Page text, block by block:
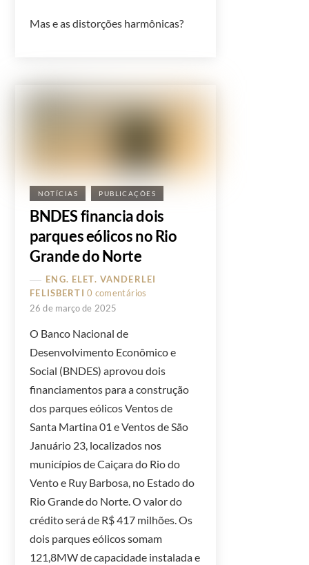
Mas e as distorções harmônicas?
NOTÍCIAS PUBLICAÇÕES
BNDES financia dois
parques eólicos no Rio
Grande do Norte
ENG. ELET. VANDERLEI
FELISBERTI 0 comentários
26 de março de 2025
O Banco Nacional de
Desenvolvimento Econômico e
Social (BNDES) aprovou dois
financiamentos para a construção
dos parques eólicos Ventos de
Santa Martina 01 e Ventos de São
Januário 23, localizados nos
municípios de Caiçara do Rio do
Vento e Ruy Barbosa, no Estado do
Rio Grande do Norte. O valor do
crédito será de R$ 417 milhões. Os
dois parques eólicos somam
121,8MW de capacidade instalada e